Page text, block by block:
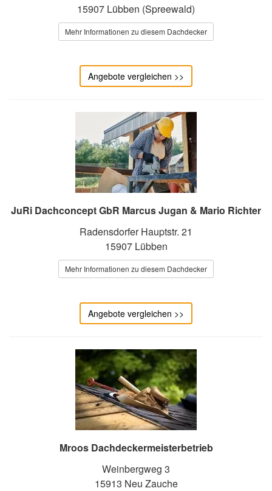
15907 Lübben (Spreewald)
Mehr Informationen zu diesem Dachdecker
Angebote vergleichen >>
JuRi Dachconcept GbR Marcus Jugan & Mario Richter
Radensdorfer Hauptstr. 21
15907 Lübben
Mehr Informationen zu diesem Dachdecker
Angebote vergleichen >>
Mroos Dachdeckermeisterbetrieb
Weinbergweg 3
15913 Neu Zauche